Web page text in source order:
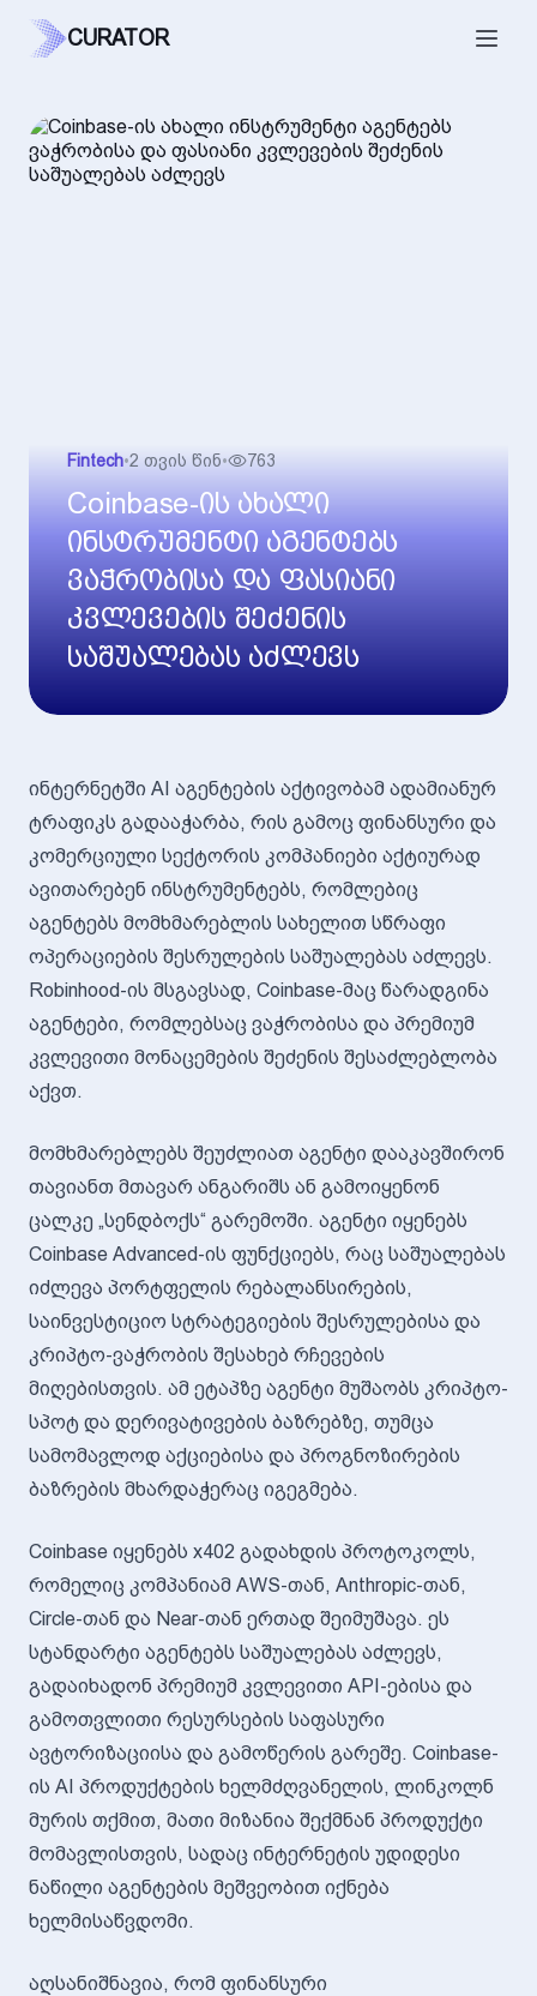
CURATOR
Fintech•2 თვის წინ• 763
Coinbase-ის ახალი
ინსტრუმენტი აგენტებს
ვაჭრობისა და ფასიანი
კვლევების შეძენის
საშუალებას აძლევს
ინტერნეტში AI აგენტების აქტივობამ ადამიანურ
ტრაფიკს გადააჭარბა, რის გამოც ფინანსური და
კომერციული სექტორის კომპანიები აქტიურად
ავითარებენ ინსტრუმენტებს, რომლებიც
აგენტებს მომხმარებლის სახელით სწრაფი
ოპერაციების შესრულების საშუალებას აძლევს.
Robinhood-ის მსგავსად, Coinbase-მაც წარადგინა
აგენტები, რომლებსაც ვაჭრობისა და პრემიუმ
კვლევითი მონაცემების შეძენის შესაძლებლობა
აქვთ.
მომხმარებლებს შეუძლიათ აგენტი დააკავშირონ
თავიანთ მთავარ ანგარიშს ან გამოიყენონ
ცალკე „სენდბოქს“ გარემოში. აგენტი იყენებს
Coinbase Advanced-ის ფუნქციებს, რაც საშუალებას
იძლევა პორტფელის რებალანსირების,
საინვესტიციო სტრატეგიების შესრულებისა და
კრიპტო-ვაჭრობის შესახებ რჩევების
მიღებისთვის. ამ ეტაპზე აგენტი მუშაობს კრიპტო-
სპოტ და დერივატივების ბაზრებზე, თუმცა
სამომავლოდ აქციებისა და პროგნოზირების
ბაზრების მხარდაჭერაც იგეგმება.
Coinbase იყენებს x402 გადახდის პროტოკოლს,
რომელიც კომპანიამ AWS-თან, Anthropic-თან,
Circle-თან და Near-თან ერთად შეიმუშავა. ეს
სტანდარტი აგენტებს საშუალებას აძლევს,
გადაიხადონ პრემიუმ კვლევითი API-ებისა და
გამოთვლითი რესურსების საფასური
ავტორიზაციისა და გამოწერის გარეშე. Coinbase-
ის AI პროდუქტების ხელმძღვანელის, ლინკოლნ
მურის თქმით, მათი მიზანია შექმნან პროდუქტი
მომავლისთვის, სადაც ინტერნეტის უდიდესი
ნაწილი აგენტების მეშვეობით იქნება
ხელმისაწვდომი.
აღსანიშნავია, რომ ფინანსური